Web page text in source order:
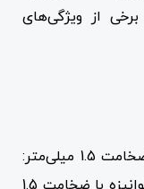
از ویژگی‌های
بدنه مقاوم از جنس ورق گالوانیزه با ضخامت 1.5 میلی‌متر: